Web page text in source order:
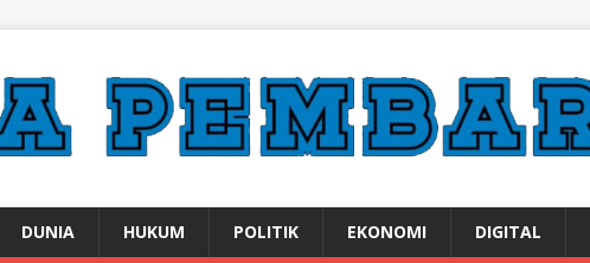
DUNIA HUKUM POLITIK EKONOMI DIGITAL